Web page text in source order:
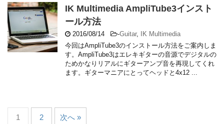
IK Multimedia AmpliTube3インスト
ール方法
2016/08/14 -Guitar,
IK Multimedia
今回はAmpliTube3のインストール方法をご案内しま
す。AmpliTube3はエレキギターの音源でデジタルの
ためかなりリアルにギターアンプ音を再現してくれ
ます。ギターマニアにとってヘッドと4x12 ...
1 2 次へ »